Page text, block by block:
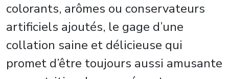
colorants, arômes ou conservateurs
artificiels ajoutés, le gage d’une
collation saine et délicieuse qui
promet d’être toujours aussi amusante